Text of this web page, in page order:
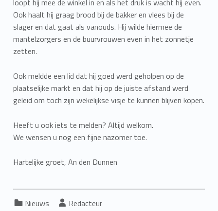
loopt hij mee de winkel in en als het druk is wacht hij even.
Ook haalt hij graag brood bij de bakker en vlees bij de
slager en dat gaat als vanouds. Hij wilde hiermee de
mantelzorgers en de buurvrouwen even in het zonnetje
zetten.
Ook meldde een lid dat hij goed werd geholpen op de
plaatselijke markt en dat hij op de juiste afstand werd
geleid om toch zijn wekelijkse visje te kunnen blijven kopen.
Heeft u ook iets te melden? Altijd welkom.
We wensen u nog een fijne nazomer toe.
Hartelijke groet, An den Dunnen
Nieuws Redacteur